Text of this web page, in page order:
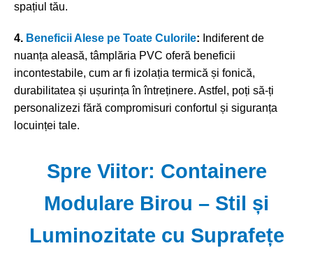
spațiul tău.
4. Beneficii Alese pe Toate Culorile: Indiferent de
nuanța aleasă, tâmplăria PVC oferă beneficii
incontestabile, cum ar fi izolația termică și fonică,
durabilitatea și ușurința în întreținere. Astfel, poți să-ți
personalizezi fără compromisuri confortul și siguranța
locuinței tale.
Spre Viitor: Containere
Modulare Birou – Stil și
Luminozitate cu Suprafețe